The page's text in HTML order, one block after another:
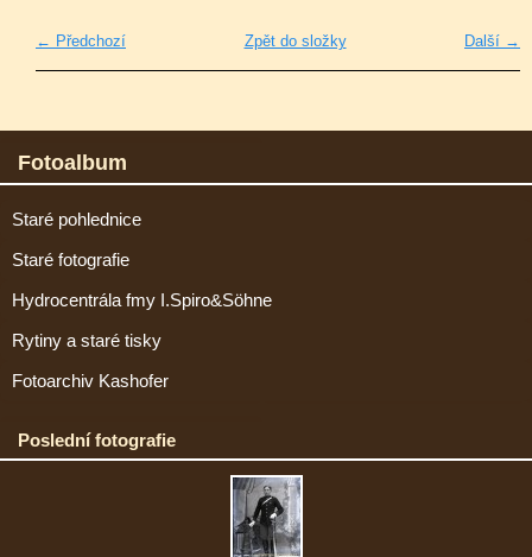
← Předchozí Další →
Zpět do složky
Fotoalbum
Staré pohlednice
Staré fotografie
Hydrocentrála fmy I.Spiro&Söhne
Rytiny a staré tisky
Fotoarchiv Kashofer
Poslední fotografie